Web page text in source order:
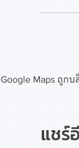
Google Maps ถูก
แชร์